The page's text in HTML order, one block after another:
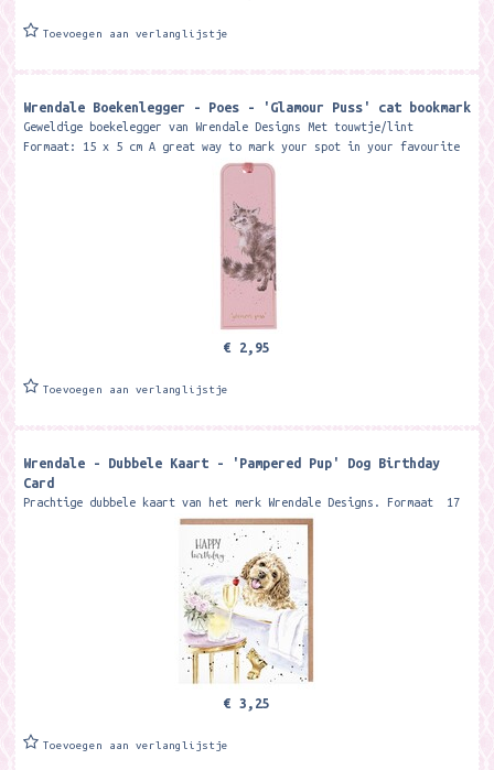
Toevoegen aan verlanglijstje
Wrendale Boekenlegger - Poes - 'Glamour Puss' cat bookmark
Geweldige boekelegger van Wrendale Designs Met touwtje/lint
Formaat: 15 x 5 cm A great way to mark your spot in your favourite
€ 2,95
Toevoegen aan verlanglijstje
Wrendale - Dubbele Kaart - 'Pampered Pup' Dog Birthday
Card
Prachtige dubbele kaart van het merk Wrendale Designs. Formaat 17
x 13,8 cm. Met kraft envelop Send your birthday wishes with this...
€ 3,25
Toevoegen aan verlanglijstje